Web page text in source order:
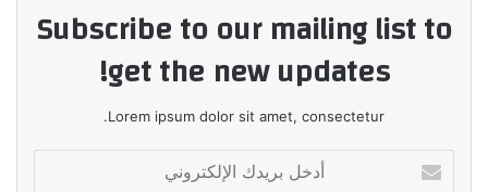
Subscribe to our mailing list to
get the new updates!
Lorem ipsum dolor sit amet, consectetur.
بريدك